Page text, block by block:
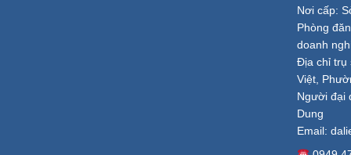
Nơi cấp:
Phòng
doanh
Địa chỉ trụ
Việt,
Người đại
Dung
Email: